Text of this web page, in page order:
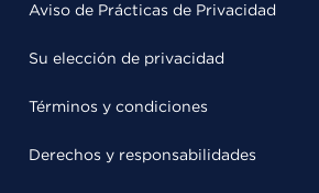
Aviso de Prácticas de Privacidad
Su elección de privacidad
Términos y condiciones
Derechos y responsabilidades